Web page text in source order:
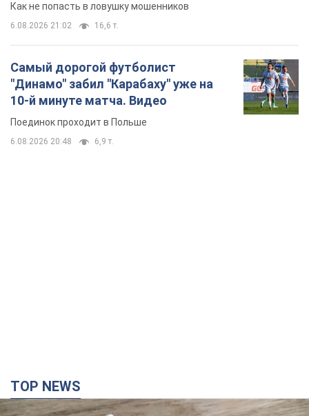
Как не попасть в ловушку мошенников
6.08.2026 21:02 16,6 т.
Самый дорогой футболист
"Динамо" забил "Карабаху" уже на
10-й минуте матча. Видео
Поединок проходит в Польше
6.08.2026 20:48 6,9 т.
TOP NEWS